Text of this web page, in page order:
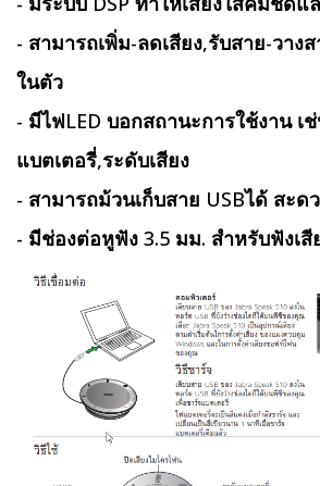
- สามารถเพิ่ม-ลดเสียง,รับสาย-วาง
ในตัว
- มีไฟLED บอกสถานะการใช้งาน เ
แบตเตอรี่,ระดับเสียง
- สามารถม้วนเก็บสาย USBได้ สะด
- มีช่องต่อหูฟัง 3.5 มม. สำหรับฟังเสี